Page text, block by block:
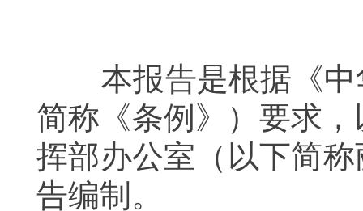
本报告是根据《中
简称《条例》）要求，
挥部办公室（以下简
告编制。